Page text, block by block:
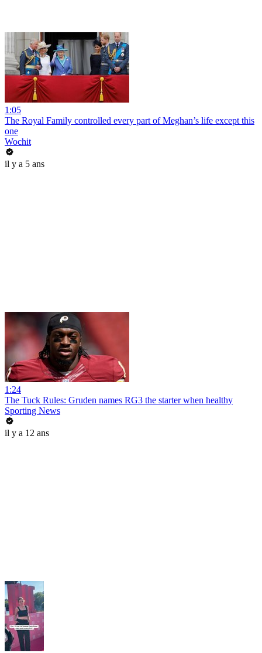
1:05
The Royal Family controlled every part of Meghan’s life except this
one
Wochit
il y a 5 ans
1:24
The Tuck Rules: Gruden names RG3 the starter when healthy
Sporting News
il y a 12 ans